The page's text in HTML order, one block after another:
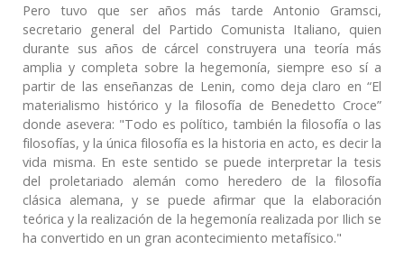
Pero tuvo que ser años más tarde Antonio Gramsci,
secretario general del Partido Comunista Italiano, quien
durante sus años de cárcel construyera una teoría más
amplia y completa sobre la hegemonía, siempre eso sí a
partir de las enseñanzas de Lenin, como deja claro en “El
materialismo histórico y la filosofía de Benedetto Croce”
donde asevera: "Todo es político, también la filosofía o las
filosofías, y la única filosofía es la historia en acto, es decir la
vida misma. En este sentido se puede interpretar la tesis
del proletariado alemán como heredero de la filosofía
clásica alemana, y se puede afirmar que la elaboración
teórica y la realización de la hegemonía realizada por Ilich se
ha convertido en un gran acontecimiento metafísico."